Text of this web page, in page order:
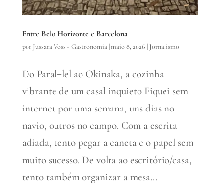
Entre Belo Horizonte e Barcelona
por Jussara Voss - Gastronomia|maio 8, 2026 | Jornalismo
Do Paral=lel ao Okinaka, a cozinha
vibrante de um casal inquieto Fiquei sem
internet por uma semana, uns dias no
navio, outros no campo. Com a escrita
adiada, tento pegar a caneta e o papel sem
muito sucesso. De volta ao escritório/casa,
tento também organizar a mesa...